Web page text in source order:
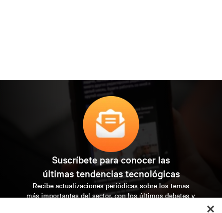
Suscríbete para conocer las
últimas tendencias tecnológicas
Recibe actualizaciones periódicas sobre los temas
más importantes del sector, con los últimos debates y